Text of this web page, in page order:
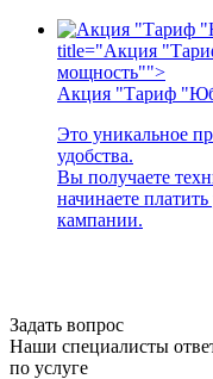
title="Акция
мощность"">
Акция "Тариф
Это уникальное
удобства.
Вы получаете
начинаете
кампании.
Задать вопрос
Наши специалисты
по услуге